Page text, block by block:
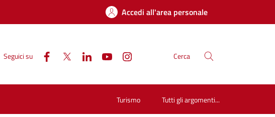
Accedi all'area personale
Seguici su Cerca
Turismo Tutti gli argomenti...